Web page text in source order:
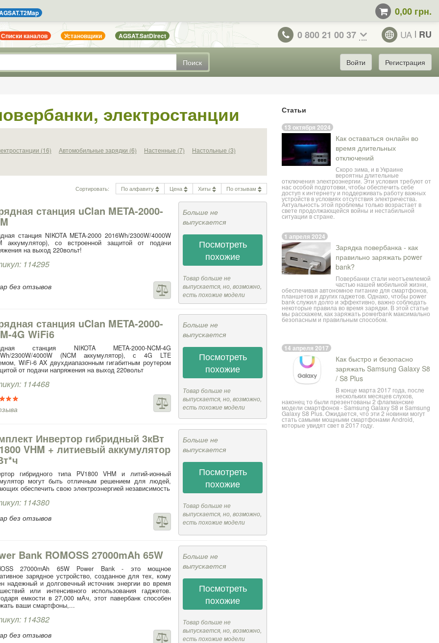
0,00 грн.
Списки каналов Установщики AGSAT.SatDirect 0 800 21 00 37 UA RU
Поиск Войти Регистрация
электростанции
(16) Автомобильные зарядки (6) Настенные (7)
Настольные (3)
Сортировать: По алфавиту Цена Хиты По отзывам
станция uClan META-2000-
станция NIKOTA META-2000 2016Wh/2300W/4000W
аккумулятор), со встроенной защитой от подачи
на выход 220вольт!
114295
без отзывов
Больше не
выпускается
Посмотреть
похожие
Товар больше не
выпускается, но, возможно,
есть похожие модели
станция uClan META-2000-
4G WiFi6
станция NIKOTA META-2000-NCM-4G
2300W/4000W (NCM аккумулятор), с 4G LTE
WiFi-6 AX двухдиапазонным гигабитным роутером
от подачи напряжения на выход 220вольт
114468
Больше не
выпускается
Посмотреть
похожие
Товар больше не
выпускается, но, возможно,
есть похожие модели
Инвертор гибридный 3кВт
VHM + литиевый аккумулятор
гибридного типа PV1800 VHM и литий-ионный
могут быть отличным решением для людей,
обеспечить свою электроэнергией независимость
114380
без отзывов
Больше не
выпускается
Посмотреть
похожие
Товар больше не
выпускается, но, возможно,
есть похожие модели
Bank ROMOSS 27000mAh 65W
27000mAh 65W Power Bank - это мощное
зарядное устройство, созданное для тех, кому
надежный и долговечный источник энергии во время
или интенсивного использования гаджетов.
емкости в 27,000 мАч, этот павербанк способен
ваши смартфоны,...
114382
без отзывов
Больше не
выпускается
Посмотреть
похожие
Товар больше не
выпускается, но, возможно,
есть похожие модели
Статьи
13 октября 2024
Как оставаться онлайн во
время длительных
отключений
Скоро зима, и в Украине
вероятны длительные
отключения электроэнергии. Эти условия требуют от
нас особой подготовки, чтобы обеспечить себе
доступ к интернету и поддерживать работу важных
устройств в условиях отсутствия электричества.
Актуальность этой проблемы только возрастает в
свете продолжающейся войны и нестабильной
ситуации в стране.
1 апреля 2024
Зарядка повербанка - как
правильно заряжать power
bank?
Повербанки стали неотъемлемой
частью нашей мобильной жизни,
обеспечивая автономное питание для смартфонов,
планшетов и других гаджетов. Однако, чтобы power
bank служил долго и эффективно, важно соблюдать
некоторые правила во время зарядки. В этой статье
мы расскажем, как заряжать powerbank максимально
безопасным и правильным способом.
14 апреля 2017
Как быстро и безопасно
заряжать Samsung Galaxy S8
/ S8 Plus
В конце марта 2017 года, после
нескольких месяцев слухов,
наконец то были презентованы 2 флагманские
модели смартфонов - Samsung Galaxy S8 и Samsung
Galaxy S8 Plus. Ожидается, что эти 2 новинки могут
стать самыми мощными смартфонами Android,
которые увидят свет в 2017 году.